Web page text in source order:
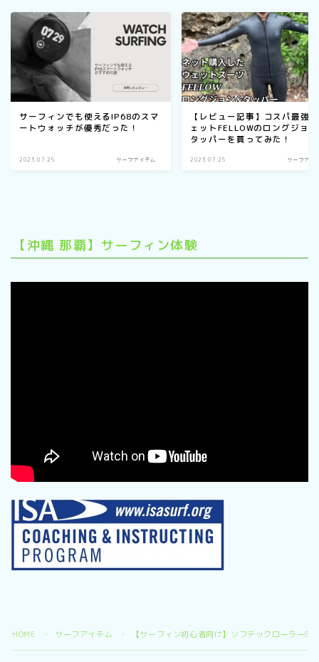
サーフィンでも使えるIP68のスマ
ートウォッチが優秀だった！
2023.07.25 サーフアイテム
【レビュー記事】コスパ最強
ェットFELLOWのロングジョ
タッパーを買ってみた！
2023.07.25 サーフアイ
【沖縄 那覇】サーフィン体験
HOME ＞ サーフアイテム ＞ 【サーフィン初心者向け】ソフテックローラー